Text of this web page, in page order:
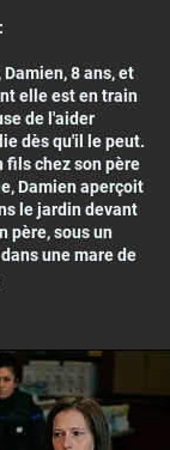
8 ans, et
elle est en train
de l'aider
dès qu'il le peut.
fils chez son père
Damien aperçoit
le jardin devant
père, sous un
une mare de